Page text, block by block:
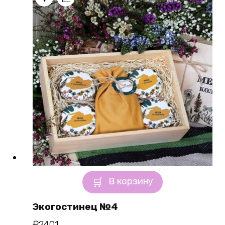
В корзину
Экогостинец №4